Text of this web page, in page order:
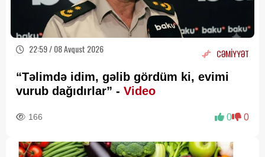
22:59 / 08 Avqust 2026 CƏMİYYƏT
“Təlimdə idim, gəlib gördüm ki, evimi
vurub dağıdırlar” - Video
166 0 0